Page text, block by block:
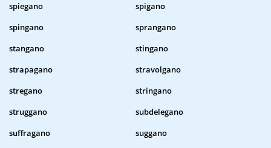
spiegano
spigano
spingano
sprangano
stangano
stingano
strapagano
stravolgano
stregano
stringano
struggano
subdelegano
suffragano
suggano